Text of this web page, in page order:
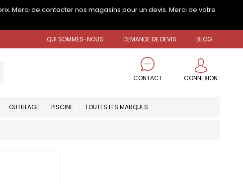
Merci de contacter nos magasins pour un devis. Merci de votre
QUI SOMMES-NOUS DEMANDE DE DEVIS BLOG
CONTACT CONNEXION
OUTILLAGE PISCINE TOUTES LES MARQUES